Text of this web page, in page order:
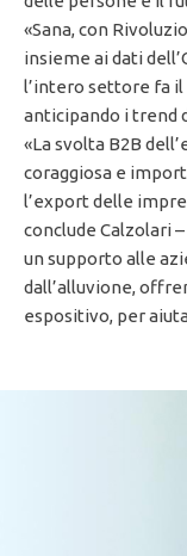
«Sana, con
insieme ai dati
l’intero settore fa il
anticipando i trend
«La svolta B2B
coraggiosa e
l’export delle
conclude Calzolari
un supporto alle
dall’alluvione,
espositivo, per